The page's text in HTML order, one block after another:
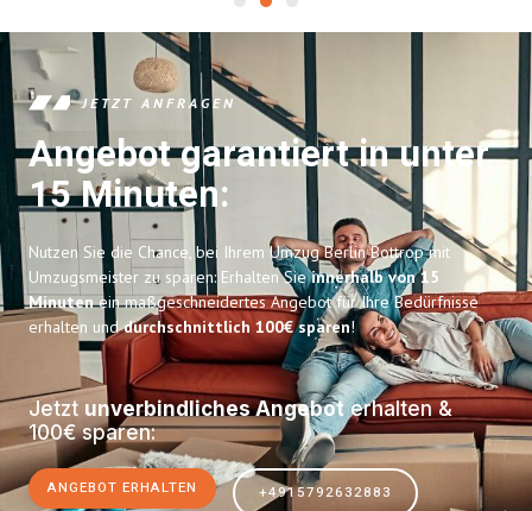
JETZT ANFRAGEN
Angebot garantiert in unter
15 Minuten:
Nutzen Sie die Chance, bei Ihrem Umzug Berlin Bottrop mit
Umzugsmeister zu sparen: Erhalten Sieinnerhalb von 15
Minutenein maßgeschneidertes Angebot für Ihre Bedürfnisse
erhalten unddurchschnittlich 100€ sparen!
Jetzt unverbindliches Angeboterhalten &
100€ sparen:
ANGEBOT ERHALTEN +4915792632883